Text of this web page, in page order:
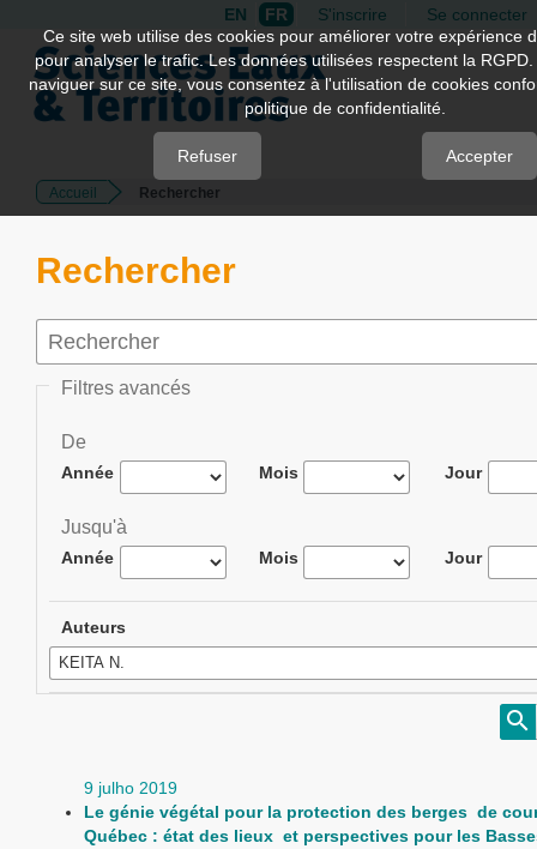
Quick
jump
page
Main
Content
EN FR S'inscrire Se connecter
Accueil Rechercher
Rechercher
Filtres avancés
De
Année Mois Jour
Jusqu'à
Année Mois Jour
Auteurs
9 julho 2019
Le génie végétal pour la protection des berges de
Québec : état des lieux et perspectives pour les
Ce site web utilise des cookies pour améliorer votre expérience
pour analyser le trafic. Les données utilisées respectent la
naviguer sur ce site, vous consentez à l'utilisation de cookies
politique de confidentialité.
Refuser Accepter